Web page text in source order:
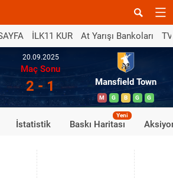
İLK11 KUR At Yarışı Bankoları
20.09.2025
Maç Sonu
2 - 1 Mansfield Town
M G B G G
İstatistik Baskı Haritası
Yeni